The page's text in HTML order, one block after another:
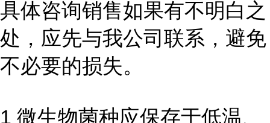
具体咨询销售如果有不明白之
处，应先与我公司联系，避免
不必要的损失。
1 微生物菌种应保存于低温、